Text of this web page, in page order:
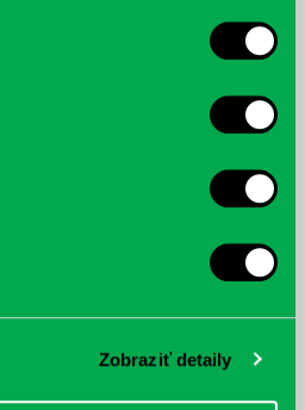
Zobraziť detaily